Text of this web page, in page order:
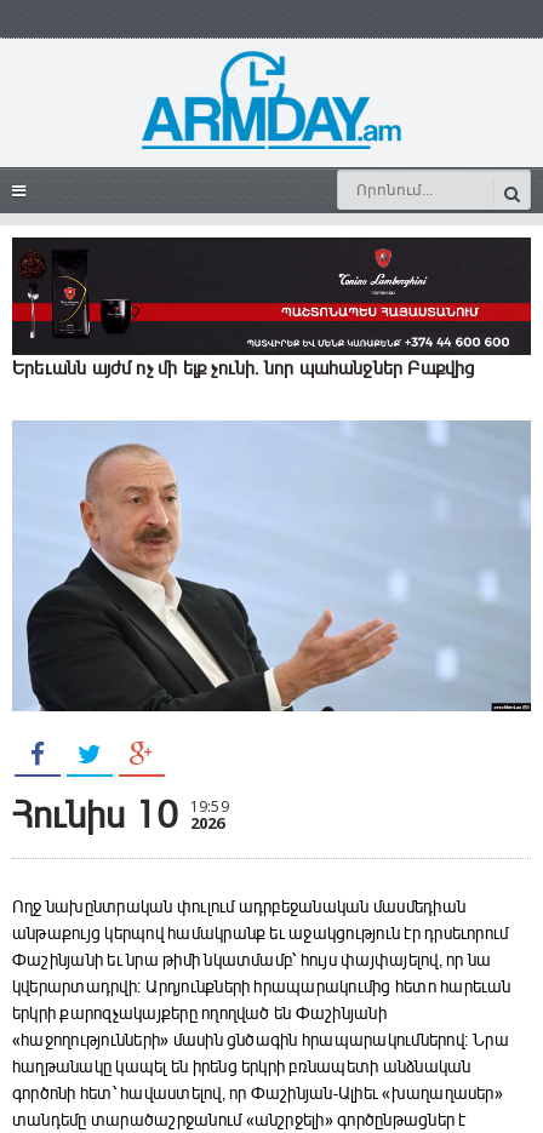
Երեւանն այժմ ոչ մի ելք չունի. նոր պահանջներ Բաքվից
Հունիս 10 19:59
2026
Ողջ նախընտրական փուլում ադրբեջանական մասմեդիան
անթաքույց կերպով համակրանք եւ աջակցություն էր դրսեւորում
Փաշինյանի եւ նրա թիմի նկատմամբ՝ հույս փայփայելով, որ նա
կվերարտադրվի։ Արդյունքների հրապարակումից հետո հարեւան
երկրի քարոզչակայքերը ողողված են Փաշինյանի
«հաջողությունների» մասին ցնծագին հրապարակումներով։ Նրա
հաղթանակը կապել են իրենց երկրի բռնապետի անձնական
գործոնի հետ՝ հավաստելով, որ Փաշինյան-Ալիեւ «խաղաղասեր»
տանդեմը տարածաշրջանում «անշրջելի» գործընթացներ է